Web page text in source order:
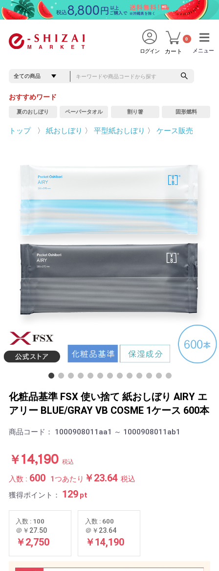
メニュー
メニュー
ログイン カート
0
おすすめワード
夏のおしぼり ペーパータオル 割り箸 固形燃料
トップ 〉 紙おしぼり 〉 平型紙おしぼり 〉 ケース販売
化粧品基準 FSX 使い捨て 紙おしぼり AIRY エ
アリー BLUE/GRAY VB COSME 1ケース 600本
商品コード： 1000908011aa1 ～ 1000908011ab1
￥14,190 税込
入数 : 600 1つあたり ￥23.64 税込
獲得ポイント： 129 pt
入数 : 100
＠￥27.50
￥2,750
入数 : 600
＠￥23.64
￥14,190